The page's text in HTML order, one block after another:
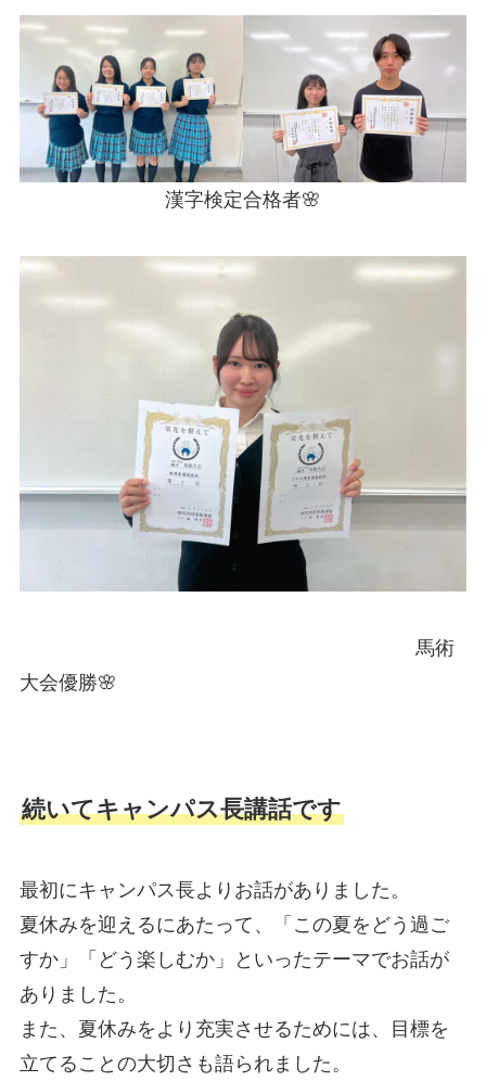
漢字検定合格者🌸
馬術
大会優勝🌸
続いてキャンパス長講話です
最初にキャンパス長よりお話がありました。
夏休みを迎えるにあたって、「この夏をどう過ご
すか」「どう楽しむか」といったテーマでお話が
ありました。
また、夏休みをより充実させるためには、目標を
立てることの大切さも語られました。